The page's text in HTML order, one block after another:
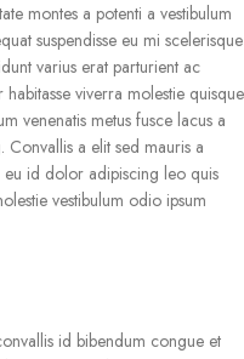
montes a potenti a vestibulum
suspendisse eu mi scelerisque
varius erat parturient ac
viverra molestie quisque
venenatis metus fusce lacus a
a elit sed mauris a
eu id dolor adipiscing leo quis
vestibulum odio ipsum
id bibendum congue et